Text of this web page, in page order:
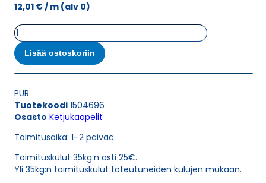
12,01 €/ m (alv 0)
Ketjukaapeli
KAWEFLEX
6130
SK-
PUR
UL/CSA
4G2,5
(AWG14)
Lisää ostoskoriin
PUR
Tuotekoodi 1504696
Osasto Ketjukaapelit
Toimitusaika: 1–2 päivää
Toimituskulut 35kg:n asti 25€.
Yli 35kg:n toimituskulut toteutuneiden kulujen mukaan.